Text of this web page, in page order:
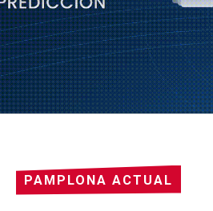
PAMPLONA ACTUAL